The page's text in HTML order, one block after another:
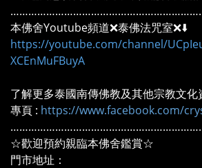
本佛舍Youtube頻道❌泰佛法咒室❌⬇️
https://youtube.com/channel/
XCEnMuFBuyA
了解更多泰國南傳佛教及其他宗教文化
專頁 : https://www.facebook.com/
☆歡迎預約親臨本佛舍鑑賞☆
門市地址：